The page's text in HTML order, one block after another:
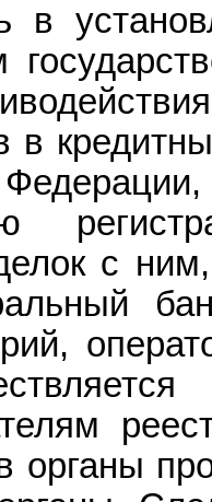
в
в
с
органы